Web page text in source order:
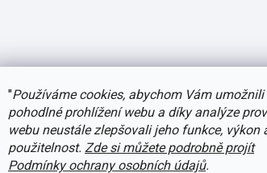
"Používáme cookies, abychom Vám umožnili
pohodlné prohlížení webu a díky analýze
webu neustále zlepšovali jeho funkce, výkon
použitelnost. Zde si můžete podrobně projít
Podmínky ochrany osobních údajů.
Upravit nastavení cookies